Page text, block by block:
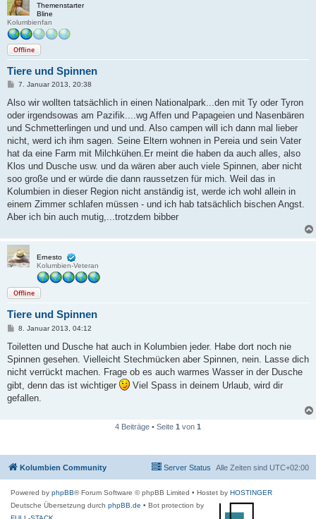
Themenstarter
Bline
Kolumbienfan
Offline
Tiere und Spinnen
B
i
r
a
7. Januar 2013, 20:38
Also wir wollten tatsächlich in einen Nationalpark...den mit Ty oder Tyron
oder irgendsowas am Pazifik....wg Affen und Papageien und Nasenbären
und Schmetterlingen und und und. Also campen will ich dann mal lieber
nicht, werd ich ihm sagen. Seine Eltern wohnen in Pereia und sein Vater
hat da eine Farm mit Milchkühen.Er meint die haben da auch alles, also
Klos und Dusche usw. und da wären aber auch viele Spinnen, aber nicht
soo große und er würde die dann raussetzen für mich. Weil das in
Kolumbien in dieser Region nicht anständig ist, werde ich wohl allein in
einem Zimmer schlafen müssen - und ich hab tatsächlich bischen Angst.
Aber ich bin auch mutig,...trotzdem bibber
Ernesto
Kolumbien-Veteran
Offline
Tiere und Spinnen
B
i
r
a
8. Januar 2013, 04:12
Toiletten und Dusche hat auch in Kolumbien jeder. Habe dort noch nie
Spinnen gesehen. Vielleicht Stechmücken aber Spinnen, nein. Lasse dich
nicht verrückt machen. Frage ob es auch warmes Wasser in der Dusche
gibt, denn das ist wichtiger
Viel Spass in deinem Urlaub, wird dir
gefallen.
4 Beiträge • Seite 1 von 1
Kolumbien Community Alle Zeiten sind UTC+02:00
Server Status
Powered by phpBB® Forum Software © phpBB Limited • Hostet by HOSTINGER
Deutsche Übersetzung durch phpBB.de • Bot protection by